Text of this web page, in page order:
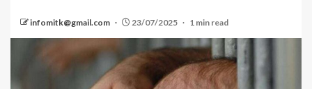
infomitk@gmail.com 23/07/2025 1 min read